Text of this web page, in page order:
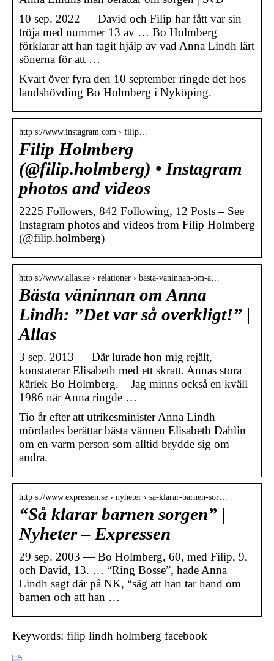
10 sep. 2022 — David och Filip har fått var sin
tröja med nummer 13 av … Bo Holmberg
förklarar att han tagit hjälp av vad Anna Lindh lärt
sönerna för att …
Kvart över fyra den 10 september ringde det hos
landshövding Bo Holmberg i Nyköping.
http s://www.instagram.com › filip…
Filip Holmberg
(@filip.holmberg) • Instagram
photos and videos
2225 Followers, 842 Following, 12 Posts – See
Instagram photos and videos from Filip Holmberg
(@filip.holmberg)
http s://www.allas.se › relationer › basta-vaninnan-om-a…
Bästa väninnan om Anna
Lindh: ”Det var så overkligt!” |
Allas
3 sep. 2013 — Där lurade hon mig rejält,
konstaterar Elisabeth med ett skratt. Annas stora
kärlek Bo Holmberg. – Jag minns också en kväll
1986 när Anna ringde …
Tio år efter att utrikesminister Anna Lindh
mördades berättar bästa vännen Elisabeth Dahlin
om en varm person som alltid brydde sig om
andra.
http s://www.expressen.se › nyheter › sa-klarar-barnen-sor…
“Så klarar barnen sorgen” |
Nyheter – Expressen
29 sep. 2003 — Bo Holmberg, 60, med Filip, 9,
och David, 13. … “Ring Bosse”, hade Anna
Lindh sagt där på NK, “säg att han tar hand om
barnen och att han …
Keywords: filip lindh holmberg facebook